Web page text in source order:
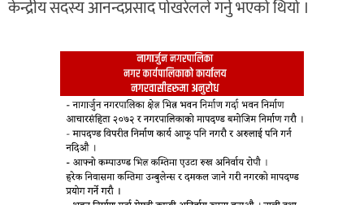
केन्द्रीय सदस्य आनन्दप्रसाद पोखरेलले गर्नु भएको थियो ।